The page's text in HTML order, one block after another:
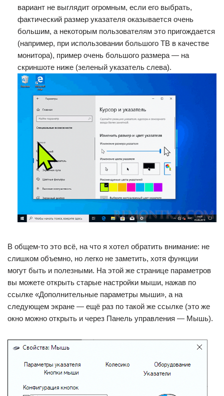
вариант не выглядит огромным, если его выбрать,
фактический размер указателя оказывается очень
большим, а некоторым пользователям это пригождается
(например, при использовании большого ТВ в качестве
монитора), пример очень большого размера — на
скриншоте ниже (зеленый указатель слева).
В общем-то это всё, на что я хотел обратить внимание: не
слишком объемно, но легко не заметить, хотя функции
могут быть и полезными. На этой же странице параметров
вы можете открыть старые настройки мыши, нажав по
ссылке «Дополнительные параметры мыши», а на
следующем экране — ещё раз по такой же ссылке (это же
окно можно открыть и через Панель управления — Мышь).